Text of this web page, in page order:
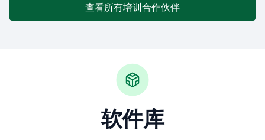
查看所有培训合作伙伴
软件库